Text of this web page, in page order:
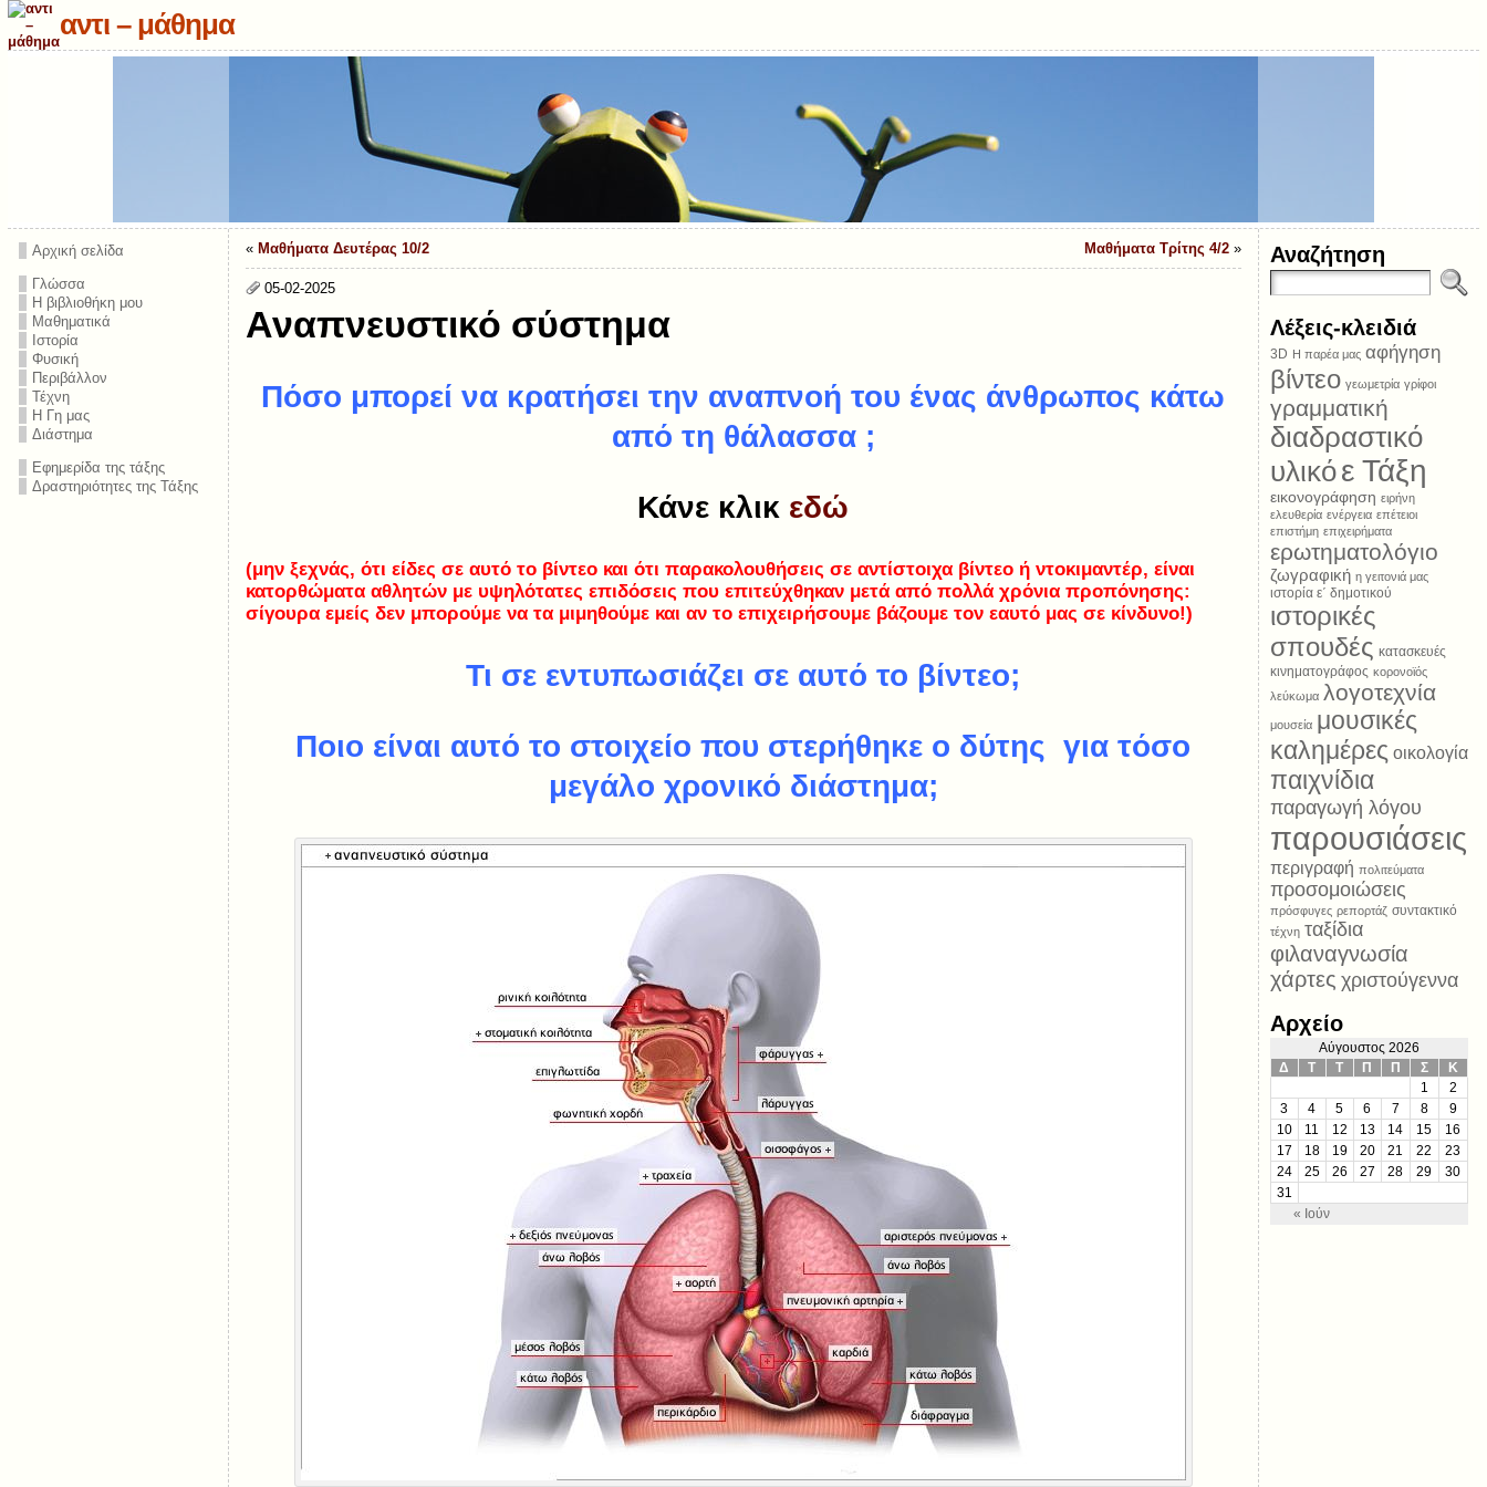
αντι – μάθημα
Αρχική σελίδα
Γλώσσα
Η βιβλιοθήκη μου
Μαθηματικά
Ιστορία
Φυσική
Περιβάλλον
Τέχνη
Η Γη μας
Διάστημα
Εφημερίδα της τάξης
Δραστηριότητες της Τάξης
« Μαθήματα Δευτέρας 10/2 Μαθήματα Τρίτης 4/2»
05-02-2025
Αναπνευστικό σύστημα
Πόσο μπορεί να κρατήσει την αναπνοή του ένας άνθρωπος κάτω
από τη θάλασσα ;
Κάνε κλικ εδώ
(μην ξεχνάς, ότι είδες σε αυτό το βίντεο και ότι παρακολουθήσεις σε αντίστοιχα βίντεο ή ντοκιμαντέρ, είναι
κατορθώματα αθλητών με υψηλότατες επιδόσεις που επιτεύχθηκαν μετά από πολλά χρόνια προπόνησης:
σίγουρα εμείς δεν μπορούμε να τα μιμηθούμε και αν το επιχειρήσουμε βάζουμε τον εαυτό μας σε κίνδυνο!)
Τι σε εντυπωσιάζει σε αυτό το βίντεο;
Ποιο είναι αυτό το στοιχείο που στερήθηκε ο δύτης για τόσο
μεγάλο χρονικό διάστημα;
Αναζήτηση
Λέξεις-κλειδιά
3D Η παρέα μας αφήγηση
βίντεο γεωμετρία γρίφοι
γραμματική
διαδραστικό
υλικόε Τάξη
εικονογράφηση ειρήνη
ελευθερία ενέργεια επέτειοι
επιστήμη επιχειρήματα
ερωτηματολόγιο
ζωγραφική η γειτονιά μας
ιστορία ε΄ δημοτικού
ιστορικές
σπουδές κατασκευές
κινηματογράφος κορονοϊός
λεύκωμα λογοτεχνία
μουσεία μουσικές
καλημέρες οικολογία
παιχνίδια
παραγωγή λόγου
παρουσιάσεις
περιγραφή πολιτεύματα
προσομοιώσεις
πρόσφυγες ρεπορτάζ συντακτικό
τέχνη ταξίδια
φιλαναγνωσία
χάρτες χριστούγεννα
Αρχείο
Αύγουστος 2026
Δ
Τ Τ Π Π Σ Κ
« Ιούν
1
2
3
4 5 6 7 8
9
10
11 12 13 14 15
16
17
18 19 20 21 22
23
24
25 26 27 28 29
30
31